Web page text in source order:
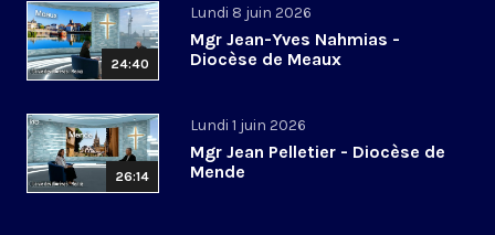
24:40
Lundi 8 juin 2026
Mgr Jean-Yves Nahmias -
Diocèse de Meaux
26:14
Lundi 1 juin 2026
Mgr Jean Pelletier - Diocèse de
Mende